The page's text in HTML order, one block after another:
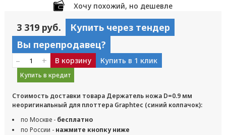
Хочу похожий, но дешевле
3 319 руб.
Купить через тендер
Вы перепродавец?
– + В корзину Купить в 1 клик
Купить в кредит
Стоимость доставки товара Держатель ножа D=0.9 мм
неоригинальный для плоттера Graphtec (синий колпачок):
по Москве - бесплатно
по России - нажмите кнопку ниже